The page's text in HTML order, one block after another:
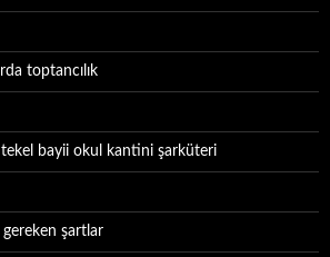
toptancılık
bayii okul kantini şarküteri
gereken şartlar